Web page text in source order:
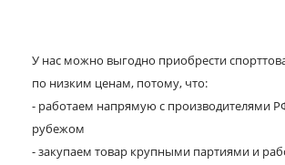
У нас можно выгодно приобрести
по низким ценам, потому, что:
- работаем напрямую с производителями
рубежом
- закупаем товар крупными партиями и